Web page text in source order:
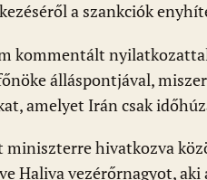
a szankciók
kommentált
álláspontjával,
amelyet Irán csak
miniszterre hivatkozva
Haliva vezérőrnagyot,